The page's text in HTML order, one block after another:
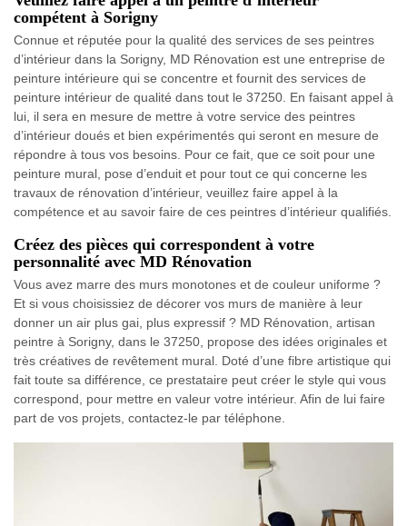
compétent à Sorigny
Connue et réputée pour la qualité des services de ses peintres
d’intérieur dans la Sorigny, MD Rénovation est une entreprise de
peinture intérieure qui se concentre et fournit des services de
peinture intérieur de qualité dans tout le 37250. En faisant appel à
lui, il sera en mesure de mettre à votre service des peintres
d’intérieur doués et bien expérimentés qui seront en mesure de
répondre à tous vos besoins. Pour ce fait, que ce soit pour une
peinture mural, pose d’enduit et pour tout ce qui concerne les
travaux de rénovation d’intérieur, veuillez faire appel à la
compétence et au savoir faire de ces peintres d’intérieur qualifiés.
Créez des pièces qui correspondent à votre
personnalité avec MD Rénovation
Vous avez marre des murs monotones et de couleur uniforme ?
Et si vous choisissiez de décorer vos murs de manière à leur
donner un air plus gai, plus expressif ? MD Rénovation, artisan
peintre à Sorigny, dans le 37250, propose des idées originales et
très créatives de revêtement mural. Doté d’une fibre artistique qui
fait toute sa différence, ce prestataire peut créer le style qui vous
correspond, pour mettre en valeur votre intérieur. Afin de lui faire
part de vos projets, contactez-le par téléphone.